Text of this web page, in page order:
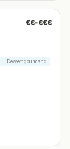
€€-€€€
Dessert gourmand